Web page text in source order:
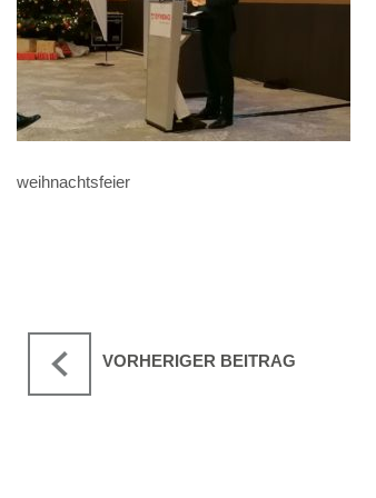
weihnachtsfeier
VORHERIGER BEITRAG